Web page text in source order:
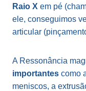
Raio X em pé
ele, conseguimos
articular
A Ressonância
importantes como
meniscos, a